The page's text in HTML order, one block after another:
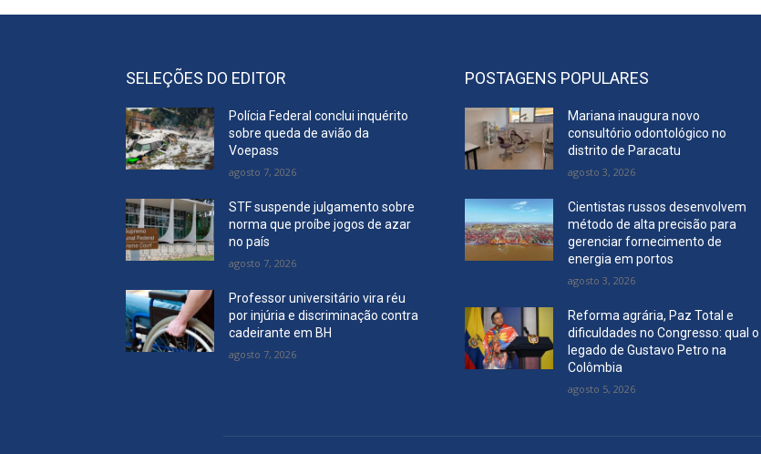
SELEÇÕES DO EDITOR
Polícia Federal conclui inquérito
sobre queda de avião da
Voepass
agosto 7, 2026
STF suspende julgamento sobre
norma que proíbe jogos de azar
no país
agosto 7, 2026
Professor universitário vira réu
por injúria e discriminação contra
cadeirante em BH
agosto 7, 2026
POSTAGENS POPULARES
Mariana inaugura novo
consultório odontológico no
distrito de Paracatu
agosto 3, 2026
Cientistas russos desenvolvem
método de alta precisão para
gerenciar fornecimento de
energia em portos
agosto 3, 2026
Reforma agrária, Paz Total e
dificuldades no Congresso: qual o
legado de Gustavo Petro na
Colômbia
agosto 5, 2026